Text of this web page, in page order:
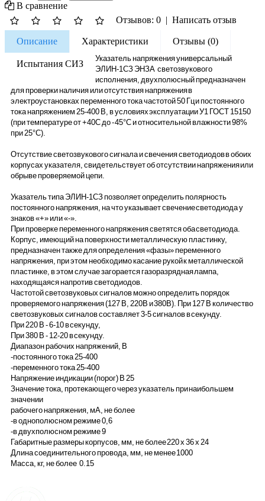
В сравнение
Отзывов: 0 | Написать отзыв
Описание Характеристики Отзывы (0)
Испытания СИЗ
Указатель напряжения универсальный
ЭЛИН-1СЗ ЭНЗА светозвукового
исполнения, двухполюсный предназначен
для проверки наличия или отсутствия на­пряжения в
электроустановках переменного тока частотой 50 Гц и постоянного
тока напряжением 25-400 В, в условиях эксплуатации У1 ГОСТ 15150
(при температуре от +40С до - 45°С и относительной влажности 98%
при 25°С).
Отсутствие светозвукового сигнала и свечения светодиодов в обоих
корпусах указателя, свидетельствует об отсутствии напряжения или
обрыве проверяемой цепи.
Указатель типа ЭЛИН-1СЗ позволяет определить полярность
постоянного напряжения, на что указывает свечение светодиода у
знаков «+» или «-».
При проверке переменного напряжения светятся оба светодиода.
Корпус, имеющий на поверхности металлическую пластинку,
предназначен также для определения «фазы» переменного
напряжения, при этом необходимо касание рукой к металлической
пластинке, в этом случае загорается газоразрядная лампа,
находящаяся напротив светодиодов.
Частотой светозвуковых сигналов можно определить порядок
проверяемого напряжения (127 В, 220В и 380В). При 127 В количество
светозвуковых сигналов составляет 3-5 сигналов в секунду.
При 220 В - 6-10 в секунду,
При 380 В - 12-20 в секунду.
Диапазон рабочих напряжений, В
-постоянного тока 25-400
-переменного тока 25-400
Напряжение индикации (порог) В 25
Значение тока, протекающего через указатель при наибольшем
значении
рабочего напряжения, мА, не более
-в однополюсном режиме 0,6
-в двухполюсном режиме 9
Габаритные размеры корпусов, мм, не более 220 x 36 x 24
Длина соединительного провода, мм, не менее 1000
Масса, кг, не более 0.15